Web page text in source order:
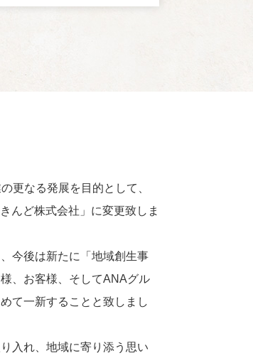
更なる発展を目的として、
んど株式会社」に変更致しま
今後は新たに「地域創生事
、お客様、そしてANAグル
て一新することと致しまし
入れ、地域に寄り添う思い